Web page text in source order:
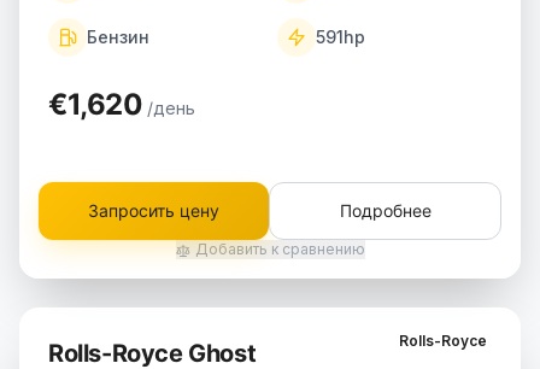
Бензин 591hp
€1,620 /день
Запросить цену Подробнее
Добавить к сравнению
Rolls-Royce
Rolls-Royce Ghost